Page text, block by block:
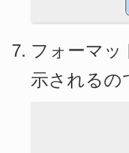
フォーマッ
示されるの